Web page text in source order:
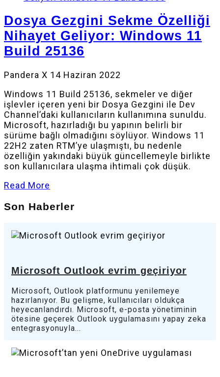
Dosya Gezgini Sekme Özelliği
Nihayet Geliyor: Windows 11
Build 25136
Pandera X 14 Haziran 2022
Windows 11 Build 25136, sekmeler ve diğer
işlevler içeren yeni bir Dosya Gezgini ile Dev
Channel’daki kullanıcıların kullanımına sunuldu.
Microsoft, hazırladığı bu yapının belirli bir
sürüme bağlı olmadığını söylüyor. Windows 11
22H2 zaten RTM’ye ulaşmıştı, bu nedenle
özelliğin yakındaki büyük güncellemeyle birlikte
son kullanıcılara ulaşma ihtimali çok düşük.
Read More
Son Haberler
Microsoft Outlook evrim geçiriyor
Microsoft, Outlook platformunu yenilemeye
hazırlanıyor. Bu gelişme, kullanıcıları oldukça
heyecanlandırdı. Microsoft, e-posta yönetiminin
ötesine geçerek Outlook uygulamasını yapay zeka
entegrasyonuyla...